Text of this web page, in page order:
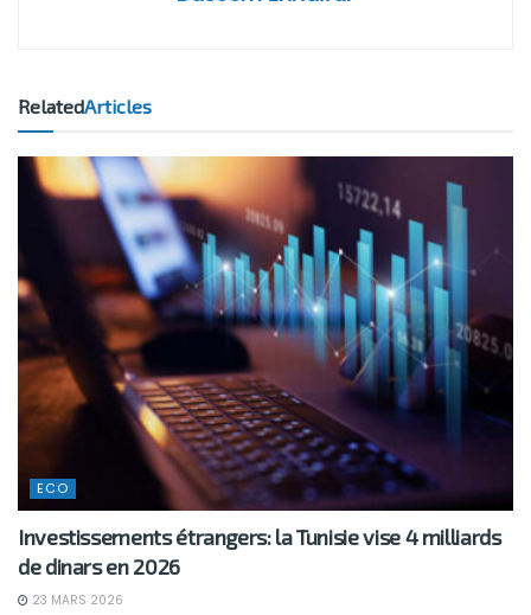
RelatedArticles
ECO
Investissements étrangers: la Tunisie vise 4 milliards
de dinars en 2026
23 MARS 2026